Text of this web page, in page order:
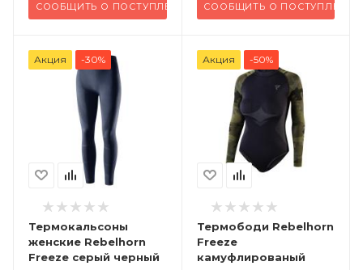
СООБЩИТЬ О ПОСТУПЛЕНИИ СООБЩИТЬ О ПОСТУПЛЕНИИ
Акция -30%
Термокальсоны
женские Rebelhorn
Freeze серый черный
Акция -50%
Термободи Rebelhorn
Freeze
камуфлированый